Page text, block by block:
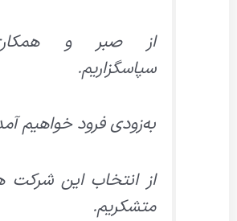
از صبر و
سپاسگزاریم.
به‌زودی فرود خواهیم
از انتخاب این شرکت
متشکریم.